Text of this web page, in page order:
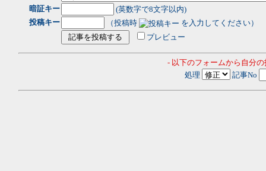
暗証キー
(英数字で8文字以内)
投稿キー
（投稿時
を入力してください）
プレビュー
- 以下のフォームから自分
処理
記事No